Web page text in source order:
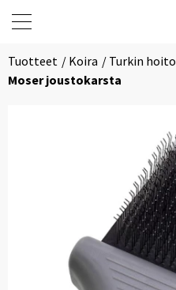
Tuotteet Koira Turkin hoito
Moser joustokarsta